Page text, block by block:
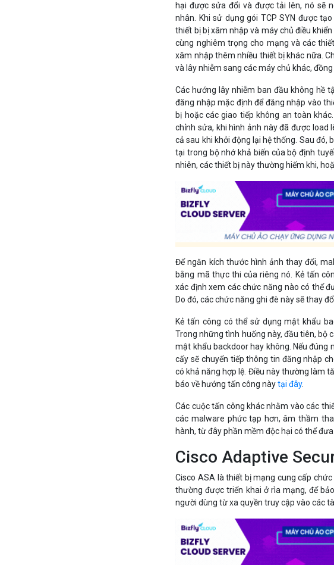
hại được sửa đổi và được tải lên, nó sẽ
nhân. Khi sử dụng gói TCP SYN được
thiết bị bị xâm nhập và máy chủ điều
cùng nghiêm trọng cho mạng và các
xâm nhập thêm nhiều thiết bị khác nữa.
và lây nhiễm sang các máy chủ khác,
Các hướng lây nhiễm ban đầu không hề
đăng nhập mặc định để đăng nhập vào
bị hoặc các giao tiếp không an toàn
chỉnh sửa, khi hình ảnh này đã được
cả sau khi khởi động lại hệ thống. Sau đó,
tại trong bộ nhớ khả biến của bộ định
nhiên, các thiết bị này thường hiếm khi,
Để ngăn kích thước hình ảnh thay đổi,
bằng mã thực thi của riêng nó. Kẻ tấn
xác định xem các chức năng nào có thể
Do đó, các chức năng ghi đè này sẽ thay
Kẻ tấn công có thể sử dụng mật khẩu
Trong những tình huống này, đầu tiên, bộ
mật khẩu backdoor hay không. Nếu đúng
cấy sẽ chuyển tiếp thông tin đăng nhập
có khả năng hợp lệ. Điều này thường làm
báo về hướng tấn công nàytại đây.
Các cuộc tấn công khác nhằm vào các
các malware phức tạp hơn, âm thầm
hành, từ đây phần mềm độc hại có thể
Cisco Adaptive
Cisco ASA là thiết bị mạng cung cấp
thường được triển khai ở rìa mạng, để
người dùng từ xa quyền truy cập vào các